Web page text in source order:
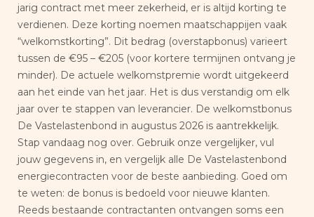
jarig contract met meer zekerheid, er is altijd korting te
verdienen. Deze korting noemen maatschappijen vaak
“welkomstkorting”. Dit bedrag (overstapbonus) varieert
tussen de €95 – €205 (voor kortere termijnen ontvang je
minder). De actuele welkomstpremie wordt uitgekeerd
aan het einde van het jaar. Het is dus verstandig om elk
jaar over te stappen van leverancier. De welkomstbonus
De Vastelastenbond in augustus 2026 is aantrekkelijk.
Stap vandaag nog over. Gebruik onze vergelijker, vul
jouw gegevens in, en vergelijk alle De Vastelastenbond
energiecontracten voor de beste aanbieding. Goed om
te weten: de bonus is bedoeld voor nieuwe klanten.
Reeds bestaande contractanten ontvangen soms een